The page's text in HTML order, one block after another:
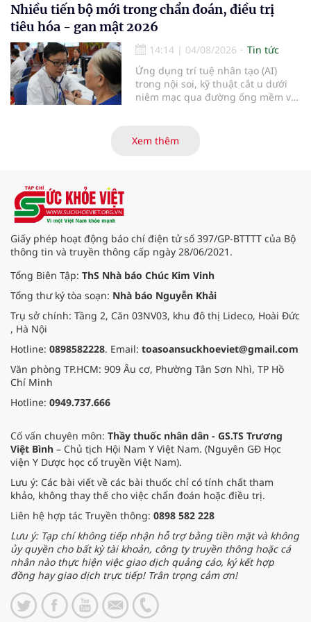
điểm dừng chân đầu tiên tại Bệnh
viện Bạch Mai cơ sở Ninh Bình.
Nhiều tiến bộ mới trong chẩn đoán, điều trị
tiêu hóa - gan mật 2026
14:14 | 04/08/2026
Tin tức
Ứng dụng trí tuệ nhân tạo (AI)
trong nội soi, kỹ thuật cắt u dưới
niêm mạc qua đường ống mềm và
là những nội dung trọng tâm được
báo cáo tại Hội thảo khoa học cập
Xem thêm
Giấy phép hoạt động báo chí điện tử số 397/GP-BTTTT của Bộ
thông tin và truyền thông cấp ngày 28/06/2021.
Tổng Biên Tập: ThS Nhà báo Chúc Kim Vinh
Tổng thư ký tòa soạn: Nhà báo Nguyễn Khải
Trụ sở chính: Tầng 2, Căn 03NV03, khu đô thị Lideco, Hoài Đức
, Hà Nội
Hotline: 0898582228. Email: toasoansuckhoeviet@gmail.com
Văn phòng TP.HCM: 909 Âu cơ, Phường Tân Sơn Nhì, TP Hồ
Chí Minh
Hotline: 0949.737.666
Cố vấn chuyên môn: Thầy thuốc nhân dân - GS.TS Trương
Việt Bình – Chủ tịch Hội Nam Y Việt Nam. (Nguyên GĐ Học
viện Y Dược học cổ truyền Việt Nam).
Lưu ý: Các bài viết về các bài thuốc chỉ có tính chất tham
khảo, không thay thế cho việc chẩn đoán hoặc điều trị.
Liên hệ hợp tác Truyền thông: 0898 582 228
Lưu ý: Tạp chí không tiếp nhận hỗ trợ bằng tiền mặt và không
ủy quyền cho bất kỳ tài khoản, công ty truyền thông hoặc cá
nhân nào thực hiện việc giao dịch quảng cáo, ký kết hợp
đồng hay giao dịch trực tiếp! Trân trọng cảm ơn!